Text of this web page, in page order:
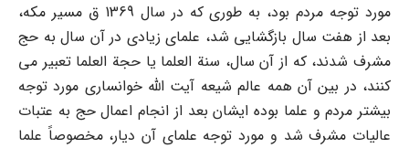
مورد توجه مردم بود، به طوری که در سال 1369 ق مسیر مکه،
بعد از هفت سال بازگشایی شد، علمای زیادی در آن سال به حج
مشرف شدند، که از آن سال، سنة العلما یا حجة العلما تعبیر می
کنند، در بین آن همه عالم شیعه آیت الله خوانساری مورد توجه
بیشتر مردم و علما بوده ایشان بعد از انجام اعمال حج به عتبات
عالیات مشرف شد و مورد توجه علمای آن دیار، مخصوصاً علما